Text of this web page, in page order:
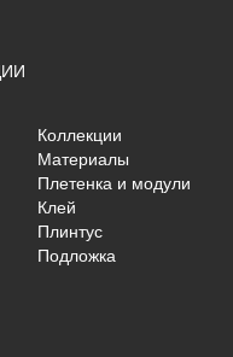
Коллекции
Материалы
Плетенка и модули
Клей
Плинтус
Подложка